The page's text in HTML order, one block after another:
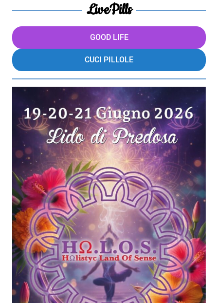
LivePills
GOOD LIFE
CUCI PILLOLE